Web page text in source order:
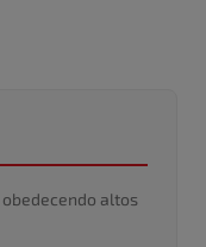
altos